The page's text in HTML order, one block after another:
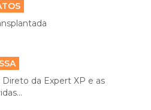
Direto da Expert XP e as